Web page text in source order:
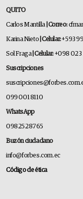
QUITO
Carlos Mantilla | Correo:
Karina Nieto | Celular:+593
Sol Fraga| Celular:+098 023
Suscripciones
099 001 8110
WhatsApp
0982528765
Buzón ciudadano
info@forbes.com.ec
Código de ética